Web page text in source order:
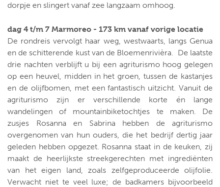
dorpje en slingert vanaf zee langzaam omhoog.
dag 4 t/m 7 Marmoreo - 173 km vanaf vorige locatie
De rondreis vervolgt haar weg, westwaarts, langs Genua
en de schitterende kust van de Bloemenrivièra. De laatste
drie nachten verblijft u bij een agriturismo hoog gelegen
op een heuvel, midden in het groen, tussen de kastanjes
en de olijfbomen, met een fantastisch uitzicht. Vanuit de
agriturismo zijn er verschillende korte én lange
wandelingen of mountainbiketochtjes te maken. De
zusjes Rosanna en Sabrina hebben de agriturismo
overgenomen van hun ouders, die het bedrijf dertig jaar
geleden hebben opgezet. Rosanna staat in de keuken, zij
maakt de heerlijkste streekgerechten met ingrediënten
van het eigen land, zoals zelfgeproduceerde olijfolie.
Verwacht niet te veel luxe; de badkamers bijvoorbeeld